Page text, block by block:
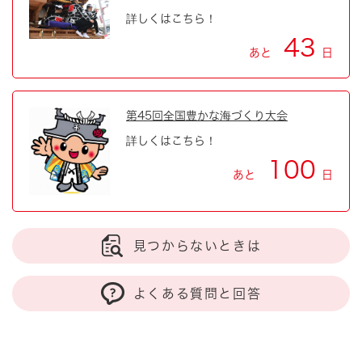
詳しくはこちら！
あと 43 日
第45回全国豊かな海づくり大会
詳しくはこちら！
あと 100 日
見つからないときは
よくある質問と回答